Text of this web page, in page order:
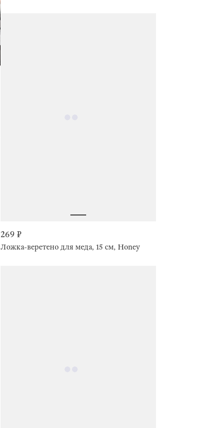
269 ₽
Ложка-веретено для меда, 15 см, Honey